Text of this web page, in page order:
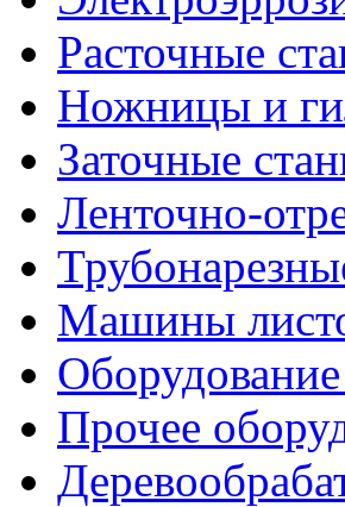
Расточные
Ножницы и
Заточные
Ленточно-
Машины
Прочее